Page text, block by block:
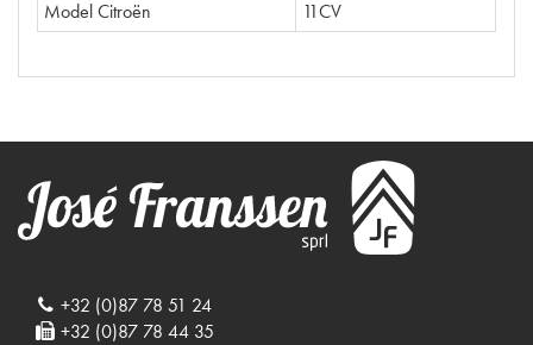
Model Citroën
11CV
+32 (0)87 78 51 24
+32 (0)87 78 44 35